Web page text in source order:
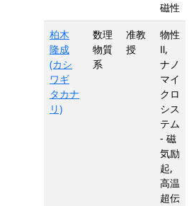
磁性
柏木
隆成
(カシ
ワギ
タカナ
リ)
数理
物質
系
准教
授
物性
Ⅱ,
ナノ
マイ
クロ
シス
テム
- 磁
気励
起,
高温
超伝